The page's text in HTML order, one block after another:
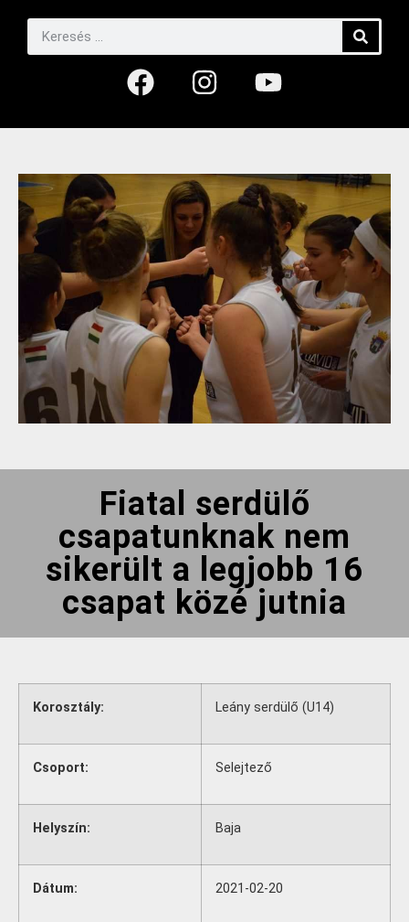
Fiatal serdülő
csapatunknak nem
sikerült a legjobb 16
csapat közé jutnia
Korosztály: Leány serdülő (U14)
Csoport: Selejtező
Helyszín: Baja
Dátum: 2021-02-20